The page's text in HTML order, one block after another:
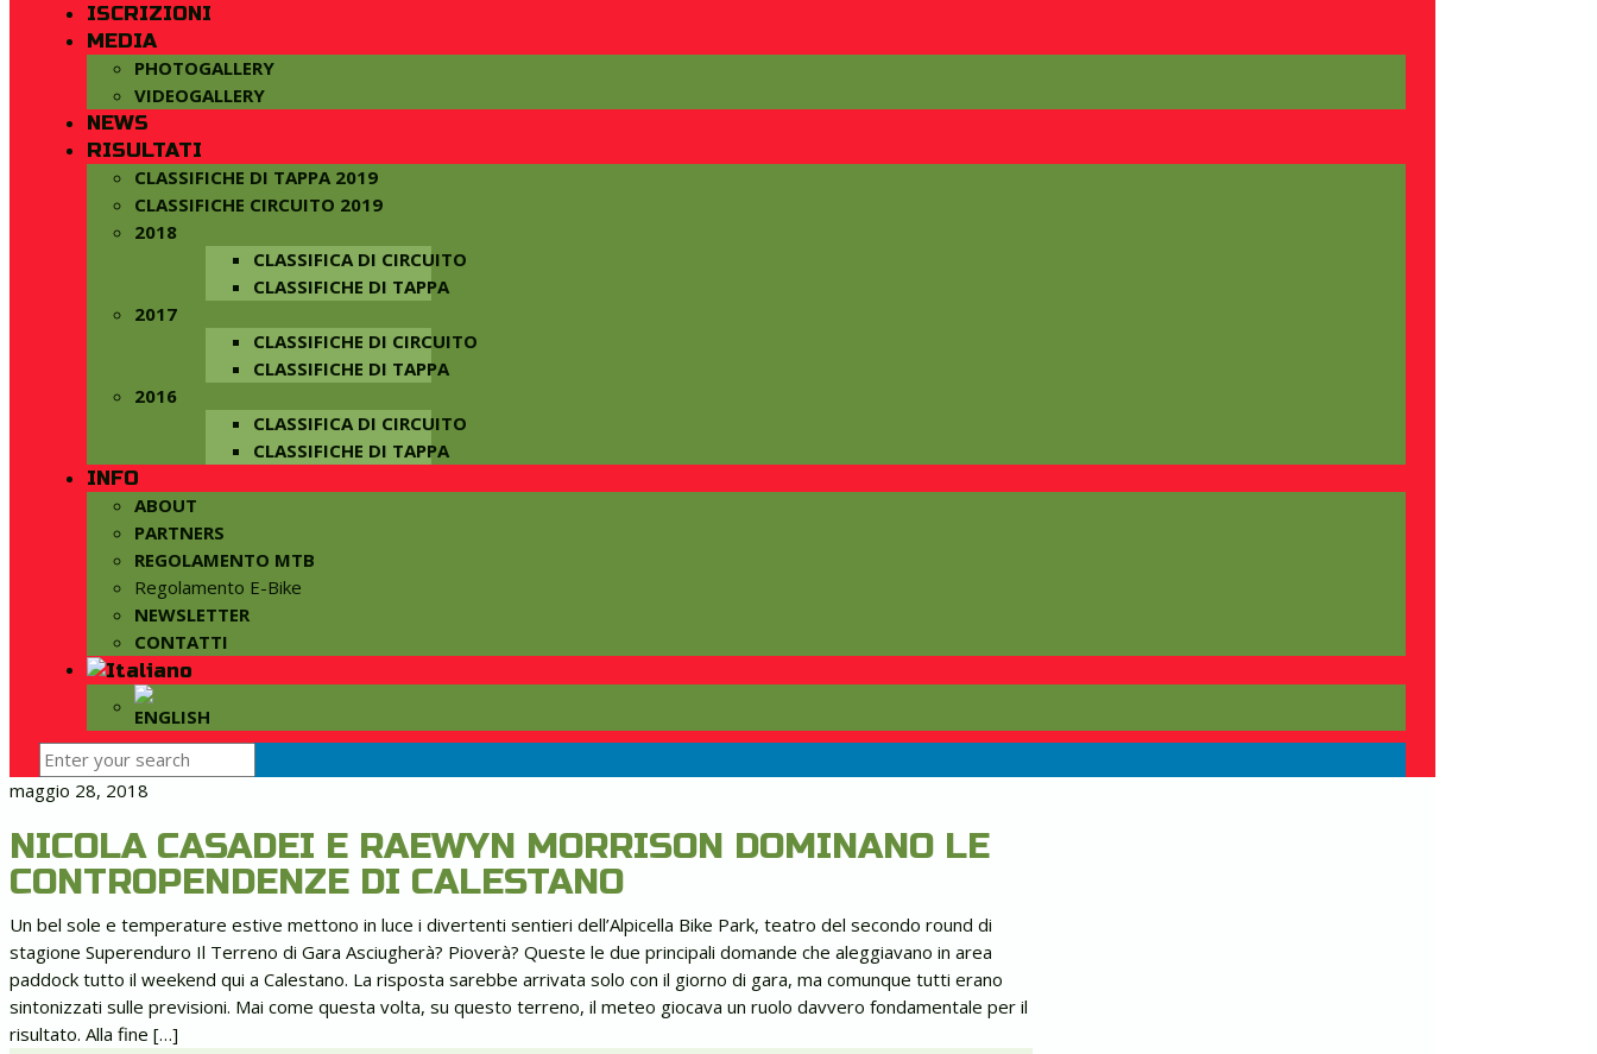
ISCRIZIONI
MEDIA
PHOTOGALLERY
VIDEOGALLERY
NEWS
RISULTATI
CLASSIFICHE DI TAPPA 2019
CLASSIFICHE CIRCUITO 2019
2018
CLASSIFICA DI CIRCUITO
CLASSIFICHE DI TAPPA
2017
CLASSIFICHE DI CIRCUITO
CLASSIFICHE DI TAPPA
2016
CLASSIFICA DI CIRCUITO
CLASSIFICHE DI TAPPA
INFO
ABOUT
PARTNERS
REGOLAMENTO MTB
Regolamento E-Bike
NEWSLETTER
CONTATTI
maggio 28, 2018
NICOLA CASADEI E RAEWYN MORRISON DOMINANO LE
CONTROPENDENZE DI CALESTANO
Un bel sole e temperature estive mettono in luce i divertenti sentieri dell’Alpicella Bike Park, teatro del secondo round di
stagione Superenduro Il Terreno di Gara Asciugherà? Pioverà? Queste le due principali domande che aleggiavano in area
paddock tutto il weekend qui a Calestano. La risposta sarebbe arrivata solo con il giorno di gara, ma comunque tutti erano
sintonizzati sulle previsioni. Mai come questa volta, su questo terreno, il meteo giocava un ruolo davvero fondamentale per il
risultato. Alla fine […]